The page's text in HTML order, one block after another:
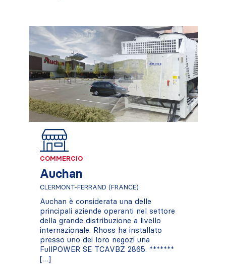
COMMERCIO
Auchan
CLERMONT-FERRAND (FRANCE)
Auchan è considerata una delle
principali aziende operanti nel settore
della grande distribuzione a livello
internazionale. Rhoss ha installato
presso uno dei loro negozi una
FullPOWER SE TCAVBZ 2865. *******
[…]